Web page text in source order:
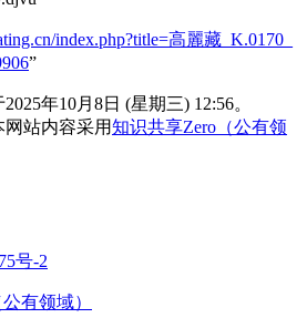
index.php?title=高麗藏_K.0170_
”
年10月8日 (星期三) 12:56。
站内容采用知识共享Zero（公有领
号-2